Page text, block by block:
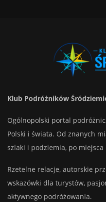
Klub Podróżników
Ogólnopolski portal
Polski i świata. Od znanych
szlaki i podziemia, po
Rzetelne relacje, autorskie
wskazówki dla turystów,
aktywnego podróżowania.